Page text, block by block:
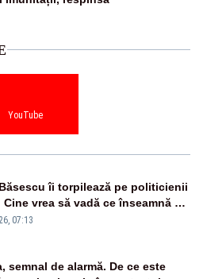
YouTube
îi torpilează pe politicienii
vrea să vadă ce înseamnă să
se uită la România
07:13
semnal de alarmă. De ce este